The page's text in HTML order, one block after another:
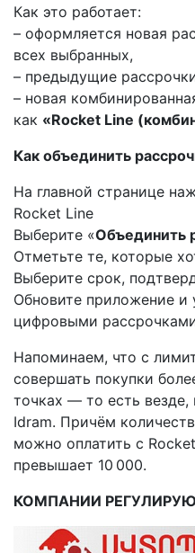
Как это работает:
– оформляется новая
всех выбранных,
– предыдущие
– новая
как «Rocket Line
Как объединить
На главной странице
Rocket Line
Выберите «Объединить
Отметьте те, которые
Выберите срок,
Обновите приложение и
цифровыми
Напоминаем, что с
совершать покупки
точках — то есть везде,
Idram. Причём
можно оплатить с
превышает 10 000.
КОМПАНИИ